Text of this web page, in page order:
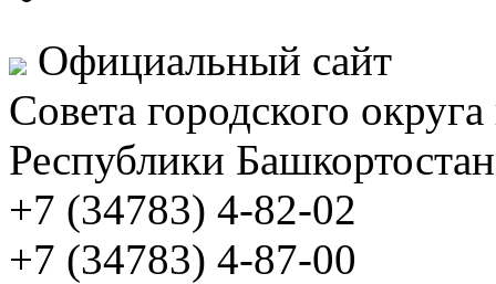
Официальный сайт
Совета городского
Республики Башкортостан
+7 (34783) 4-82-02
+7 (34783) 4-87-00